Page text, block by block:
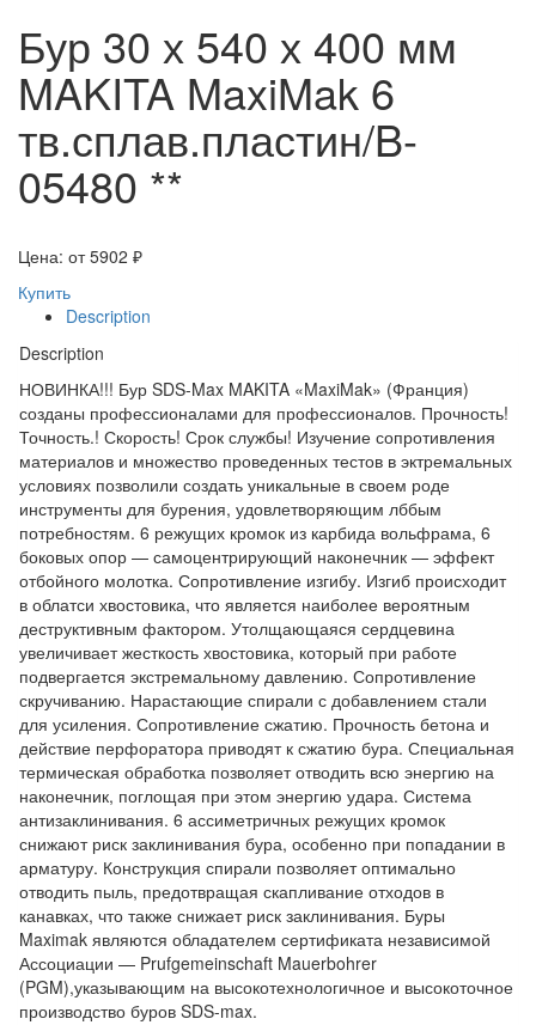
Бур 30 х 540 х 400 мм
MAKITA MaxiMak 6
тв.сплав.пластин/B-
05480 **
Цена: от5902 ₽
Купить
Description
Description
НОВИНКА!!! Бур SDS-Max MAKITA «MaxiMak» (Франция)
созданы профессионалами для профессионалов. Прочность!
Точность.! Скорость! Срок службы! Изучение сопротивления
материалов и множество проведенных тестов в эктремальных
условиях позволили создать уникальные в своем роде
инструменты для бурения, удовлетворяющим лббым
потребностям. 6 режущих кромок из карбида вольфрама, 6
боковых опор — самоцентрирующий наконечник — эффект
отбойного молотка. Сопротивление изгибу. Изгиб происходит
в облатси хвостовика, что является наиболее вероятным
деструктивным фактором. Утолщающаяся сердцевина
увеличивает жесткость хвостовика, который при работе
подвергается экстремальному давлению. Сопротивление
скручиванию. Нарастающие спирали с добавлением стали
для усиления. Сопротивление сжатию. Прочность бетона и
действие перфоратора приводят к сжатию бура. Специальная
термическая обработка позволяет отводить всю энергию на
наконечник, поглощая при этом энергию удара. Система
антизаклинивания. 6 ассиметричных режущих кромок
снижают риск заклинивания бура, особенно при попадании в
арматуру. Конструкция спирали позволяет оптимально
отводить пыль, предотвращая скапливание отходов в
канавках, что также снижает риск заклинивания. Буры
Maximak являются обладателем сертификата независимой
Ассоциации — Prufgemeinschaft Mauerbohrer
(PGM),указывающим на высокотехнологичное и высокоточное
производство буров SDS-max.